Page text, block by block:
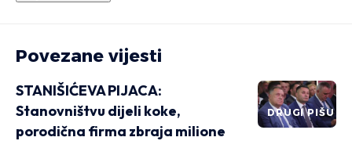
Povezane vijesti
DRUGI PIŠU
STANIŠIĆEVA PIJACA:
Stanovništvu dijeli koke,
porodična firma zbraja milione